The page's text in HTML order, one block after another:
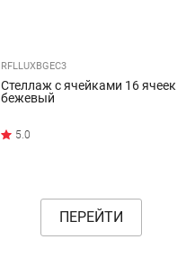
RFLLUXBGEC3
Стеллаж с ячейками 16 ячеек
бежевый
ПЕРЕЙТИ